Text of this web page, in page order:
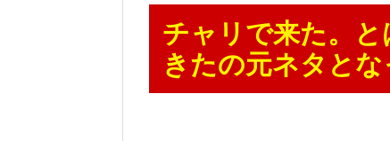
チャリで来た。
きたの元ネタとな